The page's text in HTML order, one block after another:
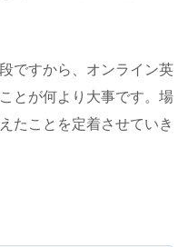
ですから、オンライン英
とが何より大事です。場
たことを定着させていき